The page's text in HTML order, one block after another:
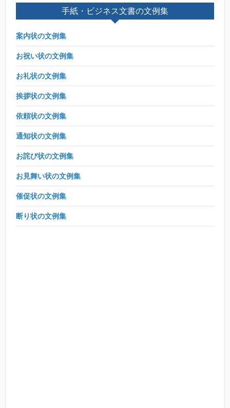
手紙・ビジネス文書の文例集
案内状の文例集
お祝い状の文例集
お礼状の文例集
挨拶状の文例集
依頼状の文例集
通知状の文例集
お詫び状の文例集
お見舞い状の文例集
催促状の文例集
断り状の文例集